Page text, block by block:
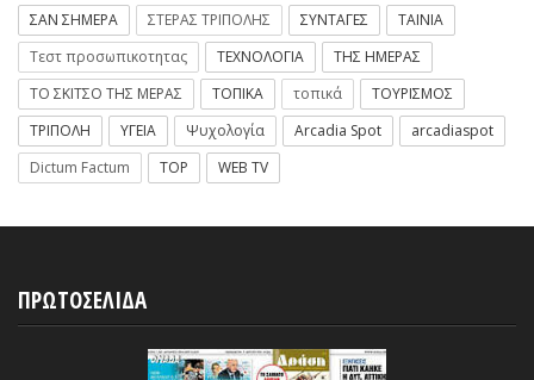
ΣΑΝ ΣΗΜΕΡΑ
ΣΤΕΡΑΣ ΤΡΙΠΟΛΗΣ ΣΥΝΤΑΓΕΣ
ΤΑΙΝΙΑ
Τεστ προσωπικοτητας
ΤΕΧΝΟΛΟΓΙΑ
ΤΗΣ ΗΜΕΡΑΣ
ΤΟ ΣΚΙΤΣΟ ΤΗΣ ΜΕΡΑΣ
ΤΟΠΙΚΑ τοπικά
ΤΟΥΡΙΣΜΟΣ
ΤΡΙΠΟΛΗ
ΥΓΕΙΑ Ψυχολογία Arcadia Spot
arcadiaspot
Dictum Factum
TOP WEB TV
ΠΡΩΤΟΣΕΛΙΔΑ